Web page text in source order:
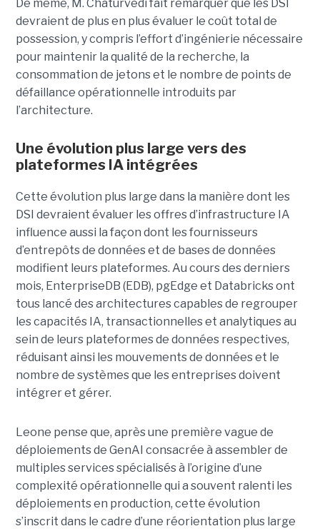
De même, M. Chaturvedi fait remarquer que les DSI
devraient de plus en plus évaluer le coût total de
possession, y compris l’effort d’ingénierie nécessaire
pour maintenir la qualité de la recherche, la
consommation de jetons et le nombre de points de
défaillance opérationnelle introduits par
l’architecture.
Une évolution plus large vers des
plateformes IA intégrées
Cette évolution plus large dans la manière dont les
DSI devraient évaluer les offres d’infrastructure IA
influence aussi la façon dont les fournisseurs
d’entrepôts de données et de bases de données
modifient leurs plateformes. Au cours des derniers
mois, EnterpriseDB (EDB), pgEdge et Databricks ont
tous lancé des architectures capables de regrouper
les capacités IA, transactionnelles et analytiques au
sein de leurs plateformes de données respectives,
réduisant ainsi les mouvements de données et le
nombre de systèmes que les entreprises doivent
intégrer et gérer.
Leone pense que, après une première vague de
déploiements de GenAI consacrée à assembler de
multiples services spécialisés à l’origine d’une
complexité opérationnelle qui a souvent ralenti les
déploiements en production, cette évolution
s’inscrit dans le cadre d’une réorientation plus large